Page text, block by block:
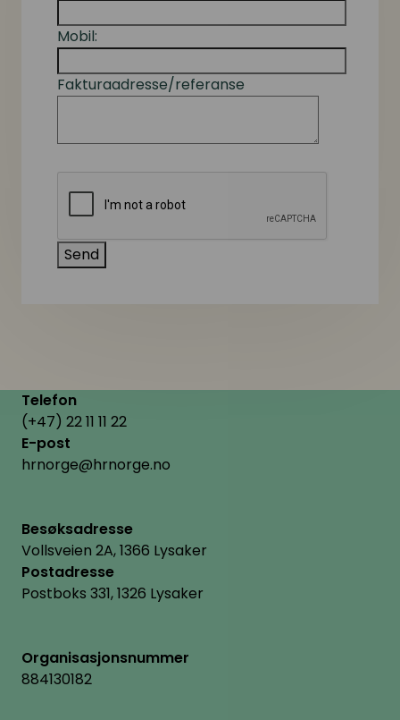
Mobil:
Fakturaadresse/referanse
Telefon
(+47) 22 11 11 22
E-post
hrnorge@hrnorge.no
Besøksadresse
Vollsveien 2A, 1366 Lysaker
Postadresse
Postboks 331, 1326 Lysaker
Organisasjonsnummer
884130182